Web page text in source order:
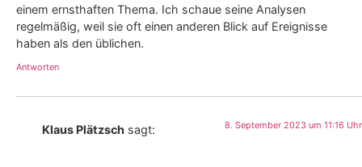
einem ernsthaften Thema. Ich schaue seine Analysen
regelmäßig, weil sie oft einen anderen Blick auf Ereignisse
haben als den üblichen.
Antworten
Klaus Plätzsch sagt: 8. September 2023 um 11:16 Uhr